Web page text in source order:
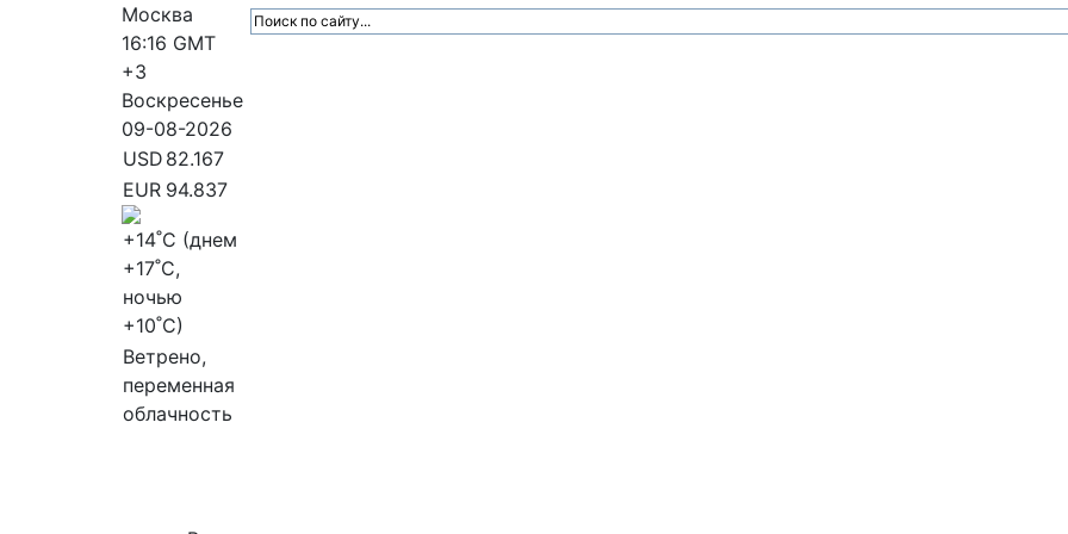
Москва
16:16 GMT
+3
Воскресенье
09-08-2026
USD 82.167
EUR 94.837
+14˚C (днем
+17˚C,
ночью
+10˚C)
Ветрено,
переменная
облачность